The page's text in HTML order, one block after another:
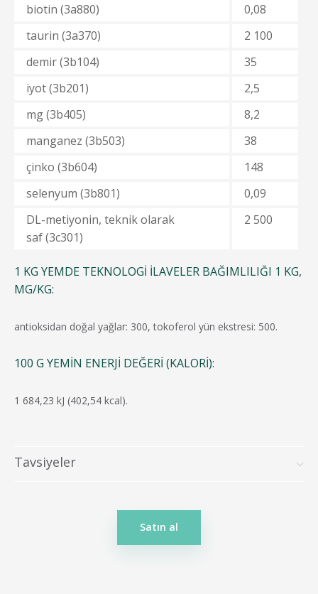
biotin (3a880)
0,08
taurin (3a370)
2 100
demir (3b104)
35
iyot (3b201)
2,5
mg (3b405)
8,2
manganez (3b503)
38
çinko (3b604)
148
selenyum (3b801)
0,09
DL-metiyonin, teknik olarak
saf (3c301)
2 500
1 KG YEMDE TEKNOLOGI ILAVELER BAĞIMLILIĞI 1 KG,
MG/KG:
antioksidan doğal yağlar: 300, tokoferol yün ekstresi: 500.
100 G YEMIN ENERJI DEĞERI (KALORI):
1 684,23 kJ (402,54 kcal).
Tavsiyeler
Satın al